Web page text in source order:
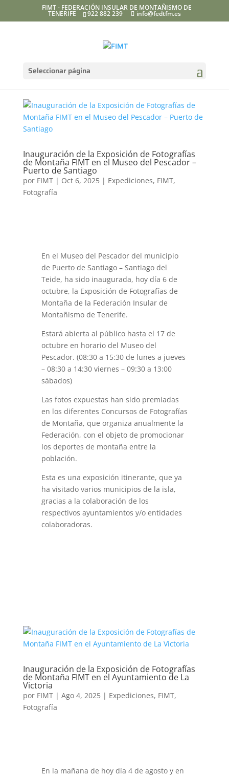
FIMT - FEDERACIÓN INSULAR DE MONTAÑISMO DE
TENERIFE 922 882 239 info@fedtfm.es
Seleccionar página
Inauguración de la Exposición de Fotografías
de Montaña FIMT en el Museo del Pescador –
Puerto de Santiago
por FIMT| Oct 6, 2025| Expediciones, FIMT,
Fotografía
En el Museo del Pescador del municipio
de Puerto de Santiago – Santiago del
Teide, ha sido inaugurada, hoy día 6 de
octubre, la Exposición de Fotografías de
Montaña de la Federación Insular de
Montañismo de Tenerife.
Estará abierta al público hasta el 17 de
octubre en horario del Museo del
Pescador. (08:30 a 15:30 de lunes a jueves
– 08:30 a 14:30 viernes – 09:30 a 13:00
sábados)
Las fotos expuestas han sido premiadas
en los diferentes Concursos de Fotografías
de Montaña, que organiza anualmente la
Federación, con el objeto de promocionar
los deportes de montaña entre la
población.
Esta es una exposición itinerante, que ya
ha visitado varios municipios de la isla,
gracias a la colaboración de los
respectivos ayuntamientos y/o entidades
colaboradoras.
Inauguración de la Exposición de Fotografías
de Montaña FIMT en el Ayuntamiento de La
Victoria
por FIMT| Ago 4, 2025| Expediciones, FIMT,
Fotografía
En la mañana de hoy día 4 de agosto y en